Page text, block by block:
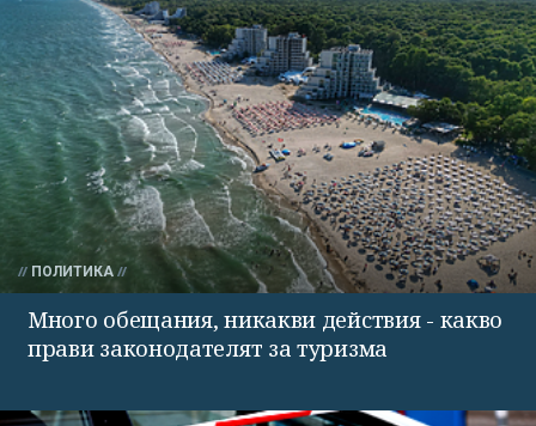
ПОЛИТИКА
Много обещания, никакви действия - какво
прави законодателят за туризма